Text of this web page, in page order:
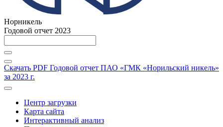
Норникель
Годовой отчет 2023
Скачать PDF Годовой отчет ПАО «ГМК «Норильский никель»
за 2023 г.
Центр загрузки
Карта сайта
Интерактивный анализ